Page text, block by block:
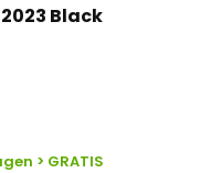
Black
> GRATIS